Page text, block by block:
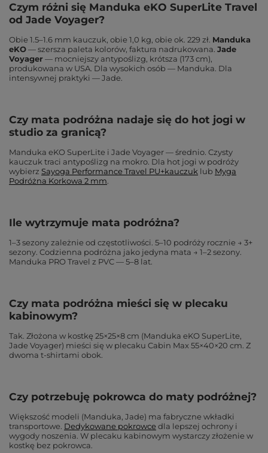
Czym różni się Manduka eKO SuperLite Travel
od Jade Voyager?
Obie 1.5–1.6 mm kauczuk, obie 1,0 kg, obie ok. 229 zł. Manduka
eKO— szersza paleta kolorów, faktura nadrukowana. Jade
Voyager— mocniejszy antypoślizg, krótsza (173 cm),
produkowana w USA. Dla wysokich osób — Manduka. Dla
intensywnej praktyki — Jade.
Czy mata podróżna nadaje się do hot jogi w
studio za granicą?
Manduka eKO SuperLite i Jade Voyager — średnio. Czysty
kauczuk traci antypoślizg na mokro. Dla hot jogi w podróży
wybierz Sayoga Performance Travel PU+kauczuk lub Myga
Podróżna Korkowa 2 mm.
Ile wytrzymuje mata podróżna?
1–3 sezony zależnie od częstotliwości. 5–10 podróży rocznie → 3+
sezony. Codzienna podróżna jako jedyna mata → 1–2 sezony.
Manduka PRO Travel z PVC — 5–8 lat.
Czy mata podróżna mieści się w plecaku
kabinowym?
Tak. Złożona w kostkę 25×25×8 cm (Manduka eKO SuperLite,
Jade Voyager) mieści się w plecaku Cabin Max 55×40×20 cm. Z
dwoma t-shirtami obok.
Czy potrzebuję pokrowca do maty podróżnej?
Większość modeli (Manduka, Jade) ma fabryczne wkładki
transportowe. Dedykowane pokrowcedla lepszej ochrony i
wygody noszenia. W plecaku kabinowym wystarczy złożenie w
kostkę bez pokrowca.